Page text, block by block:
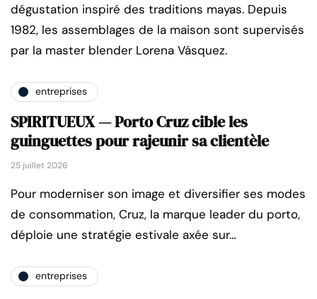
dégustation inspiré des traditions mayas. Depuis
1982, les assemblages de la maison sont supervisés
par la master blender Lorena Vásquez.
entreprises
SPIRITUEUX — Porto Cruz cible les
guinguettes pour rajeunir sa clientèle
25 juillet 2026
Pour moderniser son image et diversifier ses modes
de consommation, Cruz, la marque leader du porto,
déploie une stratégie estivale axée sur…
entreprises